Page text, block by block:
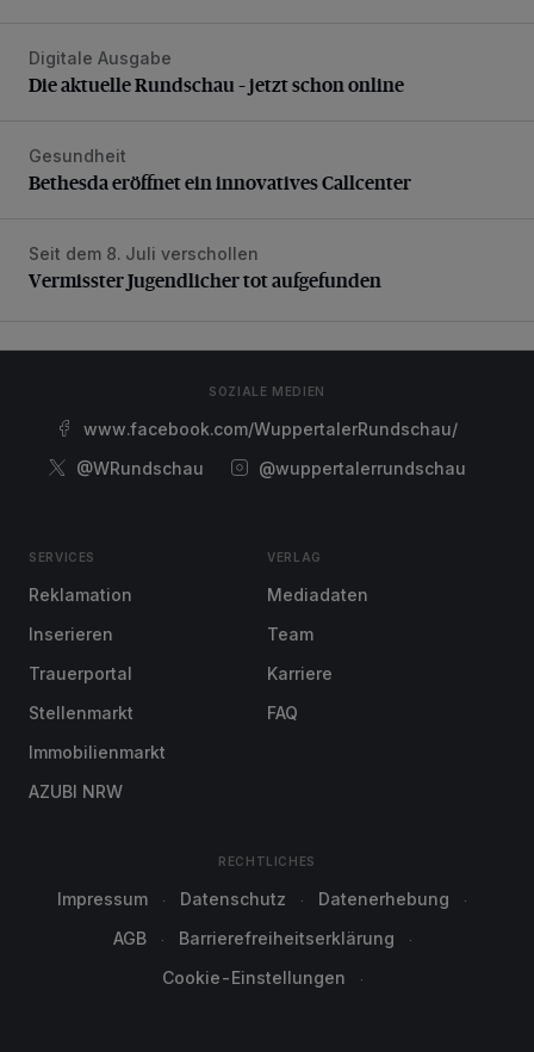
Die aktuelle Rundschau – jetzt schon online
Digitale Ausgabe
Die aktuelle Rundschau – jetzt schon online
Bethesda eröffnet ein innovatives Callcenter
Gesundheit
Bethesda eröffnet ein innovatives Callcenter
Vermisster Jugendlicher tot aufgefunden
Seit dem 8. Juli verschollen
Vermisster Jugendlicher tot aufgefunden
SOZIALE MEDIEN
www.facebook.com/WuppertalerRundschau/
@WRundschau
@wuppertalerrundschau
SERVICES
Reklamation
Inserieren
Trauerportal
Stellenmarkt
Immobilienmarkt
AZUBI NRW
VERLAG
Mediadaten
Team
Karriere
FAQ
RECHTLICHES
Impressum Datenschutz
Datenerhebung
AGB
Barrierefreiheitserklärung
Cookie-Einstellungen